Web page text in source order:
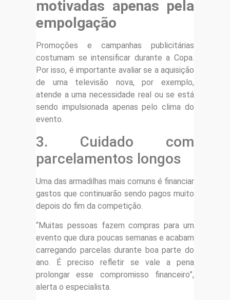
motivadas apenas pela
empolgação
Promoções e campanhas publicitárias
costumam se intensificar durante a Copa.
Por isso, é importante avaliar se a aquisição
de uma televisão nova, por exemplo,
atende a uma necessidade real ou se está
sendo impulsionada apenas pelo clima do
evento.
3. Cuidado com
parcelamentos longos
Uma das armadilhas mais comuns é financiar
gastos que continuarão sendo pagos muito
depois do fim da competição.
“Muitas pessoas fazem compras para um
evento que dura poucas semanas e acabam
carregando parcelas durante boa parte do
ano. É preciso refletir se vale a pena
prolongar esse compromisso financeiro”,
alerta o especialista.